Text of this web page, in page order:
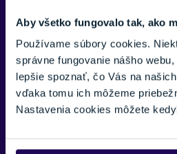
Aby všetko fungovalo tak, ako
Používame súbory cookies.
správne fungovanie nášho
lepšie spoznať, čo Vás na
vďaka tomu ich môžeme
Nastavenia cookies môžete
rôznorodú kolekciu
bicyklov, ktoré sú ideálne
pohodlné jazdenie po
dlažbe. S ich ľahkou
a odolnými komponentmi
modely spoľahlivý výkon a
hľadajú kvalitný vstup do